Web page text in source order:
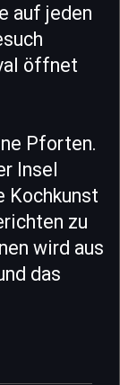
auf jeden
öffnet
Pforten.
Insel
Kochkunst
zu
wird aus
das